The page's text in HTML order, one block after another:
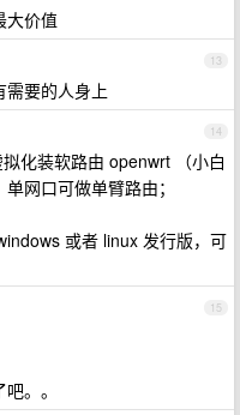
大价值
13
需要的人身上
14
化装软路由 openwrt （小白
网口可做单臂路由；
或者 linux 发行版，可
15
。。